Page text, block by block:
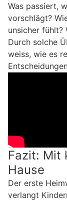
Was passiert,
vorschlägt?
unsicher fühlt?
Durch solche
weiss, wie es
Fazit: Mit
Hause
Der erste
verlangt